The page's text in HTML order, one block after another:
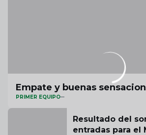
Empate y buenas
PRIMER EQUIPO
Resultado del
entradas para el